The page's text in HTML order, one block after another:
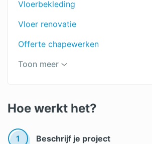
Vloerbekleding
Vloer renovatie
Offerte chapewerken
Vloer egaliseren
Vloer leggen
Offerte vloer
Toon meer
Hoe werkt het?
1
Beschrijf je project